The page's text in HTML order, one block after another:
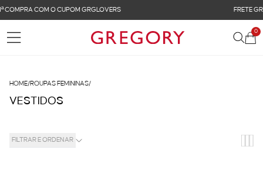
FRETE GRÁTIS NAS COMPRAS ACIMA DE R$ 899
0
HOME/ROUPAS FEMININAS/
VESTIDOS
FILTRAR E ORDENAR